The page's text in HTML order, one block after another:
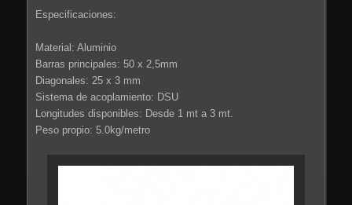
Especificaciones:
Material: Aluminio
Barras principales: 50 x 2,5mm
Diagonales: 25 x 3 mm
Sistema de acoplamiento: DSU
Longitudes disponibles: Desde 1 mt a 3 mt.
Peso propio: 5.0kg/metro